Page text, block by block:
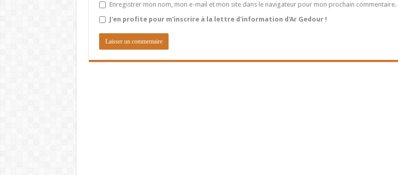
Enregistrer mon nom, mon e-mail et mon site dans le navigateur pour mon prochain commentaire.
J'en profite pour m'inscrire à la lettre d'information d'Ar Gedour !